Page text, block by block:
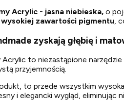
Acrylic - jasna niebieska, o
zawartości pigmentu,
zyskają głębię i
Acrylic to niezastąpione
przyjemnością.
to przede wszystkim
i elegancki wygląd, eliminując